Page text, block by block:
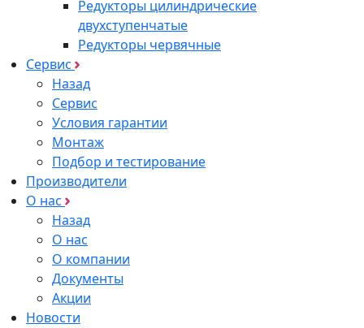
Редукторы цилиндрические
двухступенчатые
Редукторы червячные
Сервис
Назад
Сервис
Условия гарантии
Монтаж
Подбор и тестирование
Производители
О нас
Назад
О нас
О компании
Документы
Акции
Новости